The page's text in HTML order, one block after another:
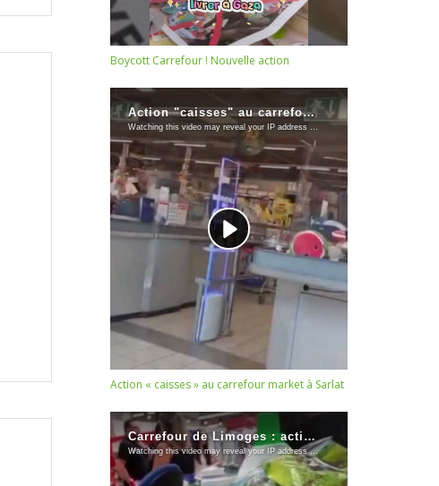
Boycott Carrefour ! Nouvelle action
Action « caisses » au carrefour market à Sarlat